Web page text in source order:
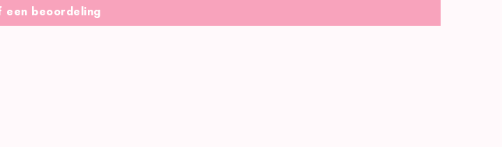
een beoordeling